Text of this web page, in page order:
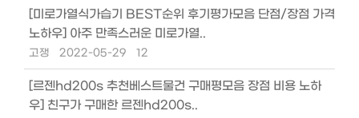
[미로가열식가습기 BEST순위 후기평가모음 단점/장점 가격
노하우] 아주 만족스러운 미로가열..
고쟁 2022-05-29 12
[르젠hd200s 추천베스트물건 구매평모음 장점 비용 노하
우] 친구가 구매한 르젠hd200s..